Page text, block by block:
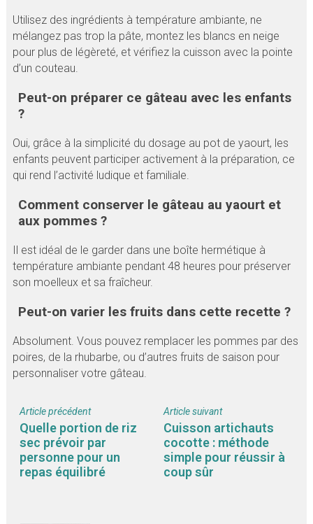
Utilisez des ingrédients à température ambiante, ne
mélangez pas trop la pâte, montez les blancs en neige
pour plus de légèreté, et vérifiez la cuisson avec la pointe
d’un couteau.
Peut-on préparer ce gâteau avec les enfants
?
Oui, grâce à la simplicité du dosage au pot de yaourt, les
enfants peuvent participer activement à la préparation, ce
qui rend l’activité ludique et familiale.
Comment conserver le gâteau au yaourt et
aux pommes ?
Il est idéal de le garder dans une boîte hermétique à
température ambiante pendant 48 heures pour préserver
son moelleux et sa fraîcheur.
Peut-on varier les fruits dans cette recette ?
Absolument. Vous pouvez remplacer les pommes par des
poires, de la rhubarbe, ou d’autres fruits de saison pour
personnaliser votre gâteau.
Article précédent
Quelle portion de riz
sec prévoir par
personne pour un
repas équilibré
Article suivant
Cuisson artichauts
cocotte : méthode
simple pour réussir à
coup sûr